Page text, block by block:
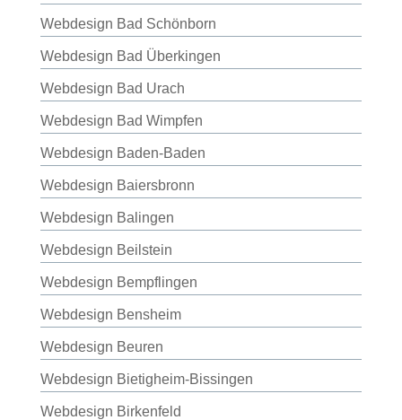
Webdesign Bad Schönborn
Webdesign Bad Überkingen
Webdesign Bad Urach
Webdesign Bad Wimpfen
Webdesign Baden-Baden
Webdesign Baiersbronn
Webdesign Balingen
Webdesign Beilstein
Webdesign Bempflingen
Webdesign Bensheim
Webdesign Beuren
Webdesign Bietigheim-Bissingen
Webdesign Birkenfeld